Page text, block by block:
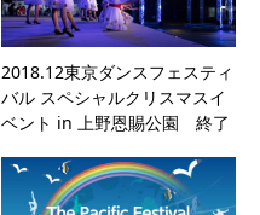
2018.12東京ダンスフェスティ
バル スペシャルクリスマスイ
ベント in 上野恩賜公園 終了